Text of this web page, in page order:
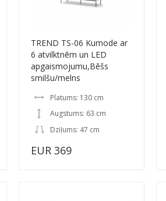
TREND TS-06 Kumode ar
6 atvilktnēm un LED
apgaismojumu,Bēšs
smilšu/melns
Platums: 130 cm
Augstums: 63 cm
Dziļums: 47 cm
EUR 369